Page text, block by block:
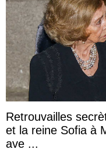
Retrouvailles
et la reine Sofia à
ave ...